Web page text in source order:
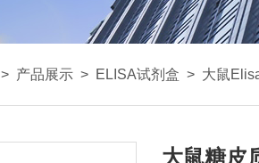
> 产品展示 > ELISA试剂盒 > 大鼠
大鼠糖皮